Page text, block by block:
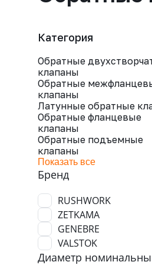
Категория
Обратные
клапаны
Обратные
клапаны
Латунные обратные
Обратные фланцевые
клапаны
Обратные подъемные
клапаны
Показать все
Бренд
RUSHWORK
ZETKAMA
GENEBRE
VALSTOK
Диаметр